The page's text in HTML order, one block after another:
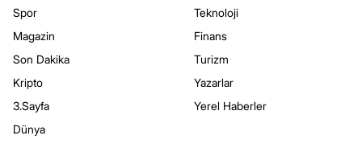
Spor
Magazin
Son Dakika
Kripto
3.Sayfa
Dünya
Teknoloji
Finans
Turizm
Yazarlar
Yerel Haberler